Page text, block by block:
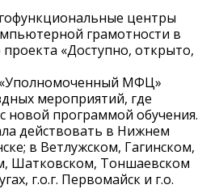
центры
грамотности в
«Доступно, открыто,
МФЦ»
мероприятий, где
новой программой обучения.
действовать в Нижнем
в Ветлужском, Гагинском,
Шатковском, Тоншаевском
г.о.г. Первомайск и г.о.